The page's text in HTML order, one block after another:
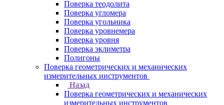
Поверка теодолита
Поверка угломера
Поверка угольника
Поверка уровнемера
Поверка уровня
Поверка эклиметра
Полигоны
Поверка геометрических и механических
измерительных инструментов
Назад
Поверка геометрических и механических
измерительных инструментов